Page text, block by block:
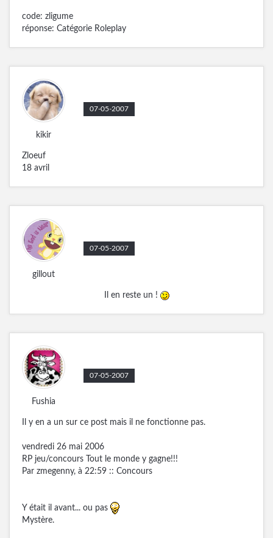
code: zligume
réponse: Catégorie Roleplay
07-05-2007
kikir
Zloeuf
18 avril
07-05-2007
gillout
Il en reste un !
07-05-2007
Fushia
Il y en a un sur ce post mais il ne fonctionne pas.
vendredi 26 mai 2006
RP jeu/concours Tout le monde y gagne!!!
Par zmegenny, à 22:59 :: Concours
Y était il avant... ou pas
Mystère.